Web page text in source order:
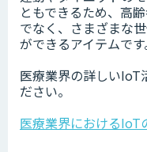
ともできるため、高
でなく、さまざまな
ができるアイテムです
医療業界の詳しいIoT
ださい。
医療業界におけるIoT